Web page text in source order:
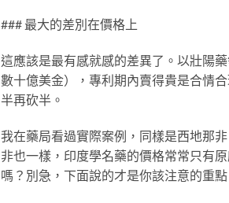
### 最大的差別在價格上
這應該是最有感就感的差異了。以壯陽
數十億美金），專利期內賣得貴是合情
半再砍半。
我在藥局看過實際案例，同樣是西地那
非也一樣，印度學名藥的價格常常只有
嗎？別急，下面說的才是你該注意的重點